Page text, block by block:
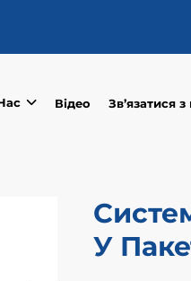
Відео Зв’язатися
У